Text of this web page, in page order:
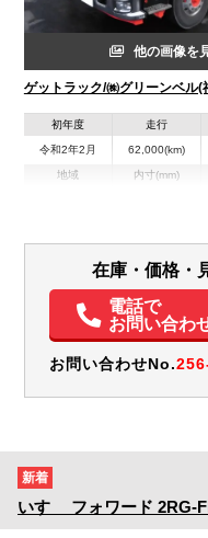
他の画像を
ゲットラック/㈱グリーンベル(
初年度
令和2年2月
走行
62,000(km)
地域 内寸(mm)
エアコン パワステ パワーウ
在庫・価格・
電話で
お問い合わ
お問い合わせNo.
新着
いすゞ フォワード 2RG-